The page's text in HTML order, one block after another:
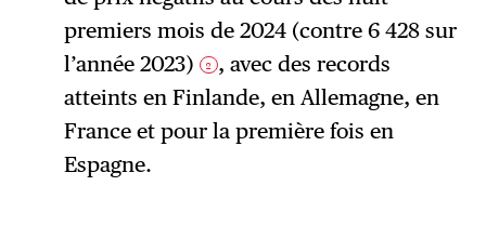
premiers mois de 2024 (contre 6 428 sur
l’année 2023)
2 , avec des records
atteints en Finlande, en Allemagne, en
France et pour la première fois en
Espagne.